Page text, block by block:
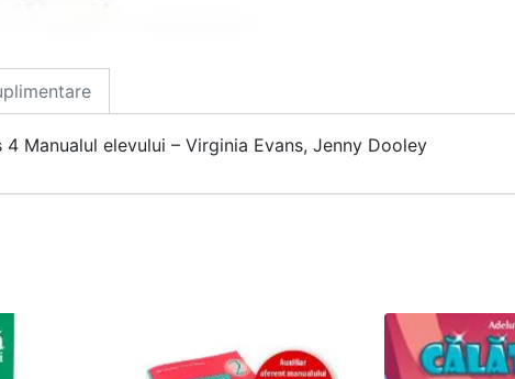
Manualul elevului – Virginia Evans, Jenny Dooley